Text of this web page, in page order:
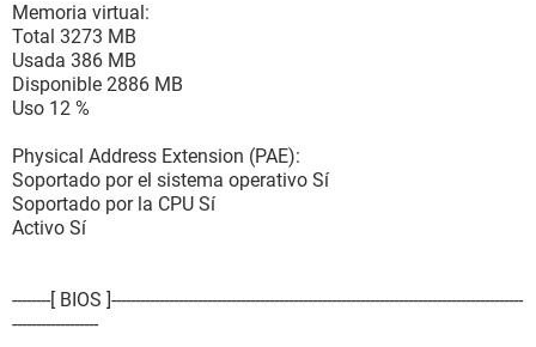
[ Slots del sistema / PCI5 ]
Propiedades del sistema de slot:
Identificador del slot PCI5
Tipo PCI-E x1
Ancho del Bus de datos 32 bits
Longitud Largo
[ Slots del sistema / PCI6 ]
Identificador del slot PCI6
Tipo PCI
Memoria virtual:
Total 3273 MB
Usada 386 MB
Disponible 2886 MB
Uso 12 %
Physical Address Extension (PAE):
Soportado por el sistema operativo Sí
Soportado por la CPU Sí
Activo Sí
--------[ BIOS ]--------------------------------------------------------------------------------------
------------------